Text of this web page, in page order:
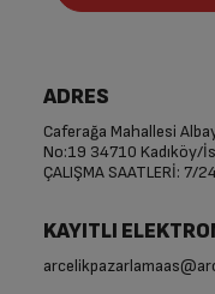
ADRES
Caferağa Mahallesi
No:19 34710 Kadıköy/
ÇALIŞMA SAATLERİ: 7/
KAYITLI